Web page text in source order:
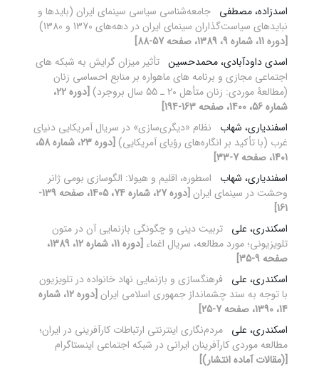
اسدزاده، مصطفی جامعه‌شناسی سیاسی سینمای ایران (بایدها و
نبایدهای سیاست‌گذاران سینمای ایران در دهه‌های 1370 و 1380)
[دوره 11، شماره 9، 1389، صفحه 57-88]
اسدی داودآبادی، محمدحسین تأثیر میزان گرایش به شبکه های
اجتماعی مجازی و برنامه های ماهواره بر منابع احساسی زنان
(مطالعۀ موردی: زنان متأهل 20 ـ 55 سال بروجرد)
[دوره 22،
شماره 56، 1400، صفحه 163-194]
اسفندیاری، شهاب
نظام «دیگری‌سازی» در سریال آمریکایی دنیای
غرب (با تأکید بر انگاره‌های رؤیای آمریکایی)
[دوره 23، شماره 58،
1401، صفحه 7-33]
اسفندیاری، شهاب
اسطوره، اقلیم و هیولا: الگوسازی بومی ژانر
وحشت در سینمای ایران
[دوره 27، شماره 74، 1405، صفحه 139-
161]
اسکندری، علی تربیت دینی و چگونگی بازنمایی آن در متون
تلویزیونی؛ مورد مطالعه، سریال اغماء
[دوره 11، شماره 12، 1389،
صفحه 9-35]
اسکندری، علی
فرهنگ‏سازی و بازنمایی نهاد خانواده در تلویزیون
با توجه به سند چشم‏انداز جمهوری اسلامی ایران
[دوره 12، شماره
14، 1390، صفحه 7-25]
اسکندری، علی مردم‌نگاری اینترنتی ارتباطات کارآفرینی در ایران؛
مطالعه موردی کارآفرینان ایرانی در شبکه اجتماعی اینستاگرام
[(مقالات آماده انتشار)]